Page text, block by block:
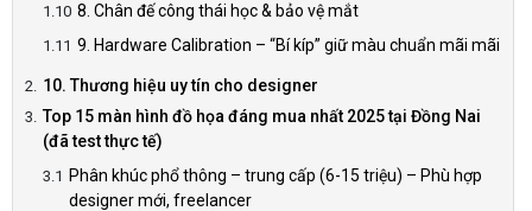
8. Chân đế công thái học & bảo vệ mắt
9. Hardware Calibration – “Bí kíp” giữ màu chuẩn mãi mãi
10. Thương hiệu uy tín cho designer
Top 15 màn hình đồ họa đáng mua nhất 2025 tại Đồng Nai
(đã test thực tế)
Phân khúc phổ thông – trung cấp (6-15 triệu) – Phù hợp
designer mới, freelancer